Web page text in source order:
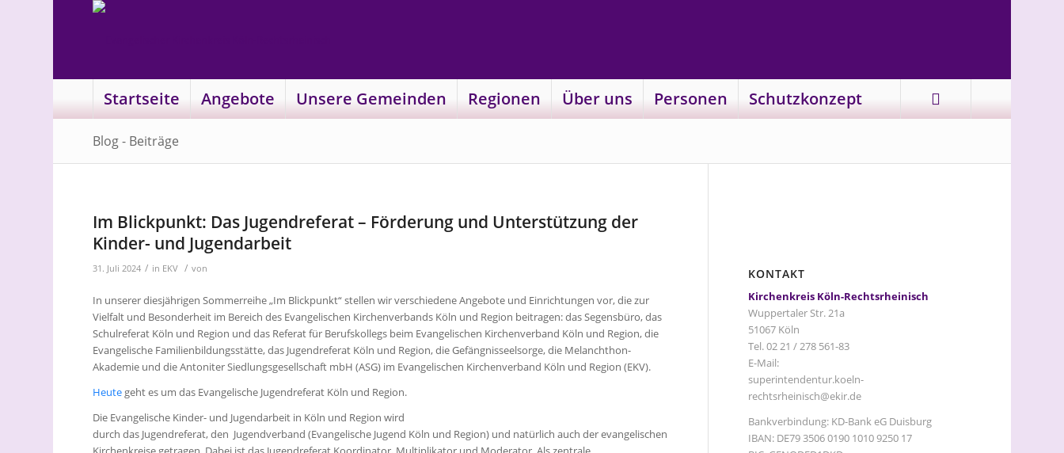
Startseite Angebote Unsere Gemeinden Regionen Über uns Personen Schutzkonzept
Blog - Beiträge
Im Blickpunkt: Das Jugendreferat – Förderung und Unterstützung der
Kinder- und Jugendarbeit
31. Juli 2024 / in EKV / von
In unserer diesjährigen Sommerreihe „Im Blickpunkt“ stellen wir verschiedene Angebote und Einrichtungen vor, die zur
Vielfalt und Besonderheit im Bereich des Evangelischen Kirchenverbands Köln und Region beitragen: das Segensbüro, das
Schulreferat Köln und Region und das Referat für Berufskollegs beim Evangelischen Kirchenverband Köln und Region, die
Evangelische Familienbildungsstätte, das Jugendreferat Köln und Region, die Gefängnisseelsorge, die Melanchthon-
Akademie und die Antoniter Siedlungsgesellschaft mbH (ASG) im Evangelischen Kirchenverband Köln und Region (EKV).
Heute geht es um das Evangelische Jugendreferat Köln und Region.
Die Evangelische Kinder- und Jugendarbeit in Köln und Region wird
durch das Jugendreferat, den Jugendverband (Evangelische Jugend Köln und Region) und natürlich auch der evangelischen
KONTAKT
Kirchenkreis Köln-Rechtsrheinisch
Wuppertaler Str. 21a
51067 Köln
Tel. 02 21 / 278 561-83
E-Mail:
superintendentur.koeln-
rechtsrheinisch@ekir.de
Bankverbindung: KD-Bank eG Duisburg
IBAN: DE79 3506 0190 1010 9250 17